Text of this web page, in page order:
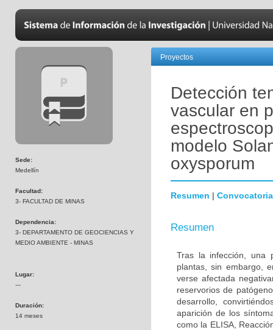
Sede:
Medellín
Facultad:
3- FACULTAD DE MINAS
Dependencia:
3- DEPARTAMENTO DE GEOCIENCIAS Y
MEDIO AMBIENTE - MINAS
Lugar:
---
Duración:
14 meses
Proyectos
Detección
vascular en
modelo
oxysporum
Resumen | Convocatoria
Resumen
Tras la infección, una
plantas, sin embargo,
verse afectada
reservorios de
desarrollo,
aparición de los
como la ELISA,